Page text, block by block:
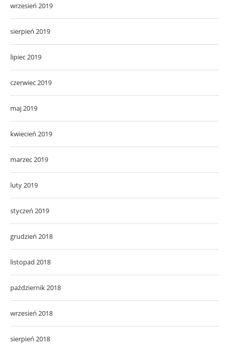
wrzesień 2019
sierpień 2019
lipiec 2019
czerwiec 2019
maj 2019
kwiecień 2019
marzec 2019
luty 2019
styczeń 2019
grudzień 2018
listopad 2018
październik 2018
wrzesień 2018
sierpień 2018